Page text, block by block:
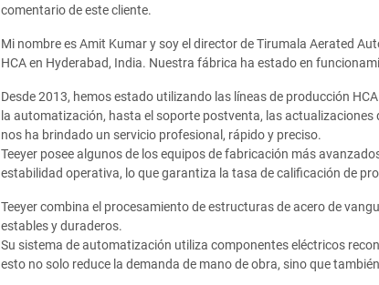
comentario de este cliente.
Mi nombre es Amit Kumar y soy el director de Tirumala Aerated
HCA en Hyderabad, India. Nuestra fábrica ha estado en
Desde 2013, hemos estado utilizando las líneas de producción
la automatización, hasta el soporte postventa, las
nos ha brindado un servicio profesional, rápido y preciso.
Teeyer posee algunos de los equipos de fabricación más
estabilidad operativa, lo que garantiza la tasa de calificación de
Teeyer combina el procesamiento de estructuras de acero de
estables y duraderos.
Su sistema de automatización utiliza componentes eléctricos
esto no solo reduce la demanda de mano de obra, sino que